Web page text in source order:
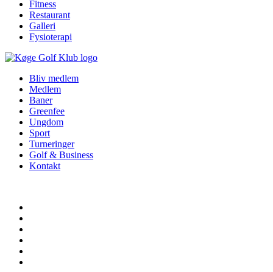
Fitness
Restaurant
Galleri
Fysioterapi
Bliv medlem
Medlem
Baner
Greenfee
Ungdom
Sport
Turneringer
Golf & Business
Kontakt